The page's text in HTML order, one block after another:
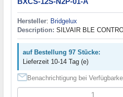
Hersteller: Bridgelux
Description: SILVAIR BLE
auf Bestellung 97 Stücke:
Lieferzeit 10-14 Tag (e)
Benachrichtigung bei